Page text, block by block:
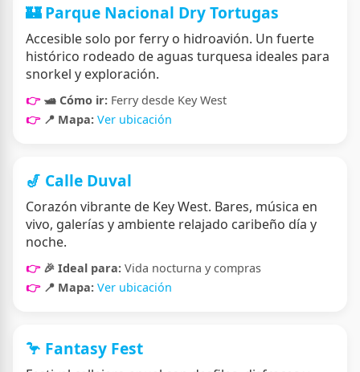
🏰 Parque Nacional Dry Tortugas
Accesible solo por ferry o hidroavión. Un fuerte
histórico rodeado de aguas turquesa ideales para
snorkel y exploración.
🛥️ Cómo ir: Ferry desde Key West
📍 Mapa: Ver ubicación
🎷 Calle Duval
Corazón vibrante de Key West. Bares, música en
vivo, galerías y ambiente relajado caribeño día y
noche.
🎉 Ideal para: Vida nocturna y compras
📍 Mapa: Ver ubicación
🦩 Fantasy Fest